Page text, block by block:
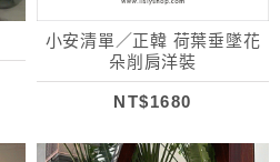
小安清單／正韓 荷葉垂墜花
朵削肩洋裝
NT$1680